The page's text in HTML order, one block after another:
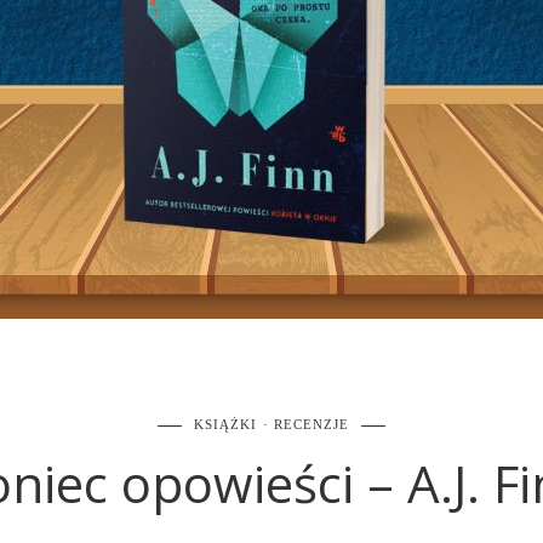
KSIĄŻKI RECENZJE
opowieści – A.J.